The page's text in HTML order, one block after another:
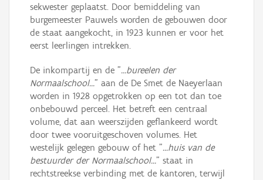
sekwester geplaatst. Door bemiddeling van
burgemeester Pauwels worden de gebouwen door
de staat aangekocht, in 1923 kunnen er voor het
eerst leerlingen intrekken.
De inkompartij en de "...bureelen der
Normaalschool..." aan de De Smet de Naeyerlaan
worden in 1928 opgetrokken op een tot dan toe
onbebouwd perceel. Het betreft een centraal
volume, dat aan weerszijden geflankeerd wordt
door twee vooruitgeschoven volumes. Het
westelijk gelegen gebouw of het "...huis van de
bestuurder der Normaalschool..." staat in
rechtstreekse verbinding met de kantoren, terwijl